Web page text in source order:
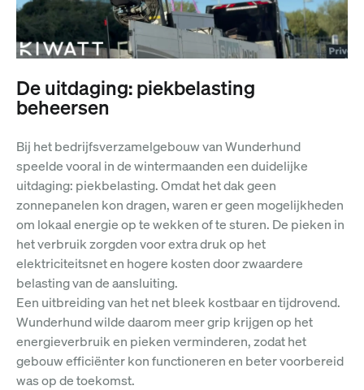
De uitdaging: piekbelasting
beheersen
Bij het bedrijfsverzamelgebouw vanWunderhund
speelde vooral in de wintermaanden een duidelijke
uitdaging: piekbelasting. Omdat het dak geen
zonnepanelen kon dragen, waren er geen mogelijkheden
om lokaal energie op te wekken of te sturen. De pieken in
het verbruik zorgden voor extra druk op het
elektriciteitsnet en hogere kosten door zwaardere
belasting van de aansluiting.
Een uitbreiding van het net bleek kostbaar en tijdrovend.
Wunderhund wilde daarom meer grip krijgen op het
energieverbruik en pieken verminderen, zodat het
gebouw efficiënter kon functioneren en beter voorbereid
was op de toekomst.